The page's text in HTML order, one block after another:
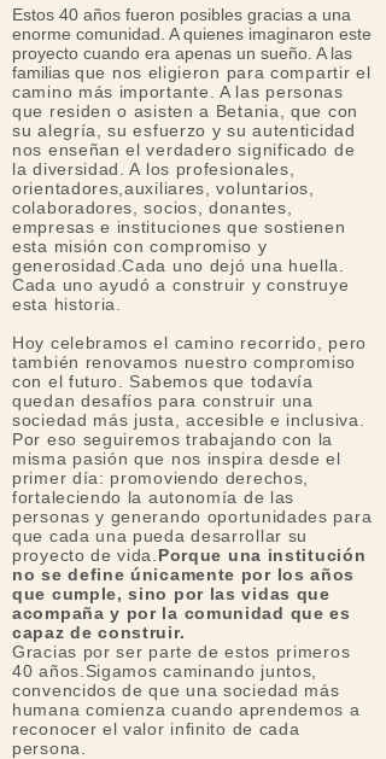
Estos 40 años fueron posibles gracias a una
enorme comunidad. A quienes imaginaron este
proyecto cuando era apenas un sueño. A las
familias que nos eligieron para compartir el
camino más importante. A las personas
que residen o asisten a Betania, que con
su alegría, su esfuerzo y su autenticidad
nos enseñan el verdadero significado de
la diversidad. A los profesionales,
orientadores,auxiliares, voluntarios,
colaboradores, socios, donantes,
empresas e instituciones que sostienen
esta misión con compromiso y
generosidad.Cada uno dejó una huella.
Cada uno ayudó a construir y construye
esta historia.
Hoy celebramos el camino recorrido, pero
también renovamos nuestro compromiso
con el futuro. Sabemos que todavía
quedan desafíos para construir una
sociedad más justa, accesible e inclusiva.
Por eso seguiremos trabajando con la
misma pasión que nos inspira desde el
primer día: promoviendo derechos,
fortaleciendo la autonomía de las
personas y generando oportunidades para
que cada una pueda desarrollar su
proyecto de vida. Porque una institución
no se define únicamente por los años
que cumple, sino por las vidas que
acompaña y por la comunidad que es
capaz de construir.
Gracias por ser parte de estos primeros
40 años.Sigamos caminando juntos,
convencidos de que una sociedad más
humana comienza cuando aprendemos a
reconocer el valor infinito de cada
persona.​